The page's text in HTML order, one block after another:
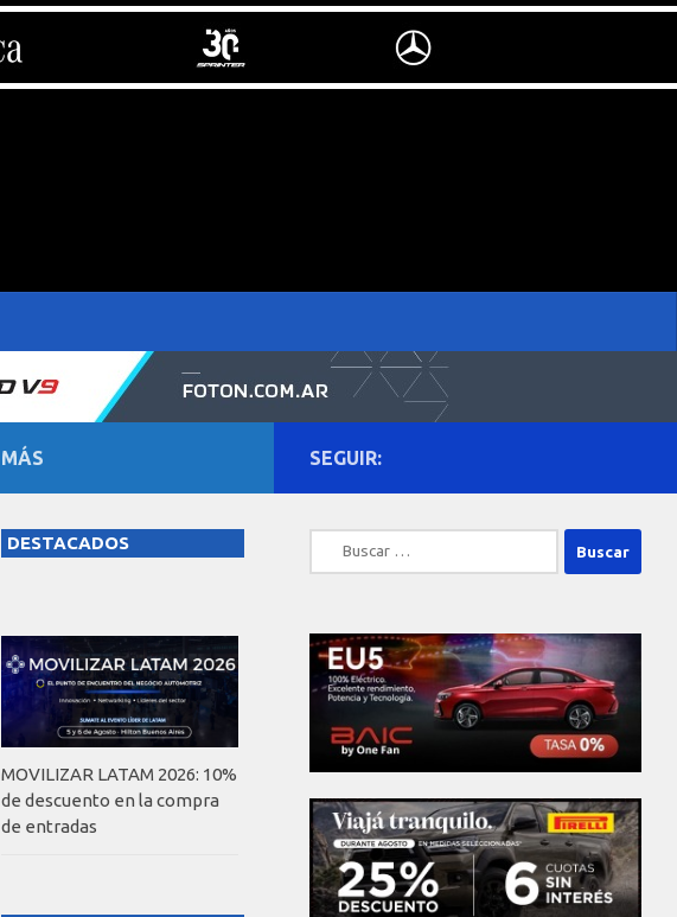
SEGUIR:
Buscar:
MÁS
DESTACADOS
MOVILIZAR LATAM 2026: 10%
de descuento en la compra
de entradas